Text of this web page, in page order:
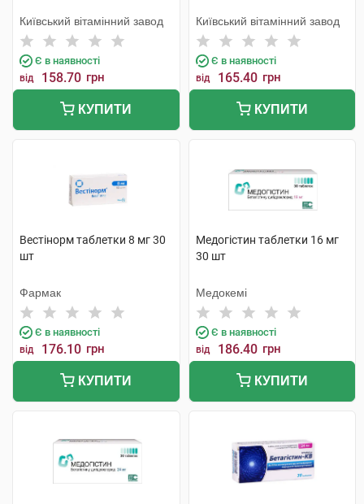
Київський вітамінний завод
Є в наявності
від 158.70 грн
КУПИТИ
Київський вітамінний завод
Є в наявності
від 165.40 грн
КУПИТИ
Вестінорм таблетки 8 мг 30
шт
Фармак
Є в наявності
від 176.10 грн
КУПИТИ
Медогістин таблетки 16 мг
30 шт
Медокемі
Є в наявності
від 186.40 грн
КУПИТИ